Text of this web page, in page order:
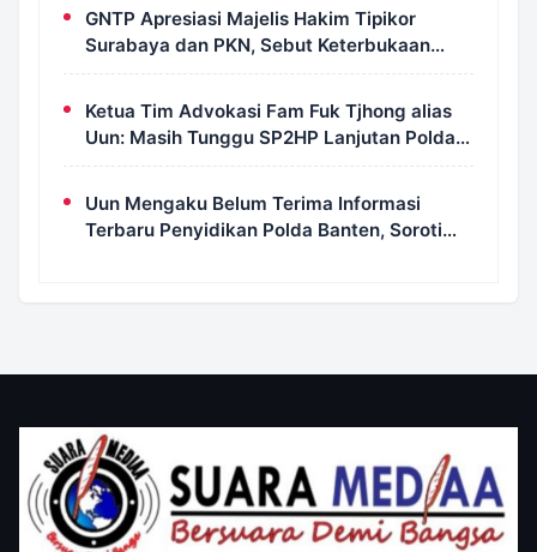
GNTP Apresiasi Majelis Hakim Tipikor
Surabaya dan PKN, Sebut Keterbukaan
Informasi Jadi Instrumen Pengawasan
Ketua Tim Advokasi Fam Fuk Tjhong alias
Uun: Masih Tunggu SP2HP Lanjutan Polda
Banten
Uun Mengaku Belum Terima Informasi
Terbaru Penyidikan Polda Banten, Soroti